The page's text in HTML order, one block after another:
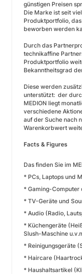
günstigen Preisen
Die Marke ist seit
Produktportfolio,
beworben werden
Durch das
technikaffine
Produktportfolio
Bekanntheitsgrad
Diese werden
unterstützt: der
MEDION liegt
verschiedene
auf der Suche nach
Warenkorbwert
Facts & Figures
Das finden Sie im
* PCs, Laptops und
* Gaming-Computer
* TV-Geräte und
* Audio (Radio,
* Küchengeräte
Slush-Maschine
* Reinigungsgeräte
* Haircare
* Haushaltsartikel